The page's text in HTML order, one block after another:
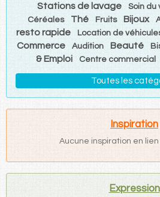
Stations de lavage Soin du
Céréales Thé Fruits Bijoux
resto rapide
Location de
Commerce Audition Beauté
& Emploi
Centre commercial
Toutes les
Inspiration
Aucune inspiration en
Expression